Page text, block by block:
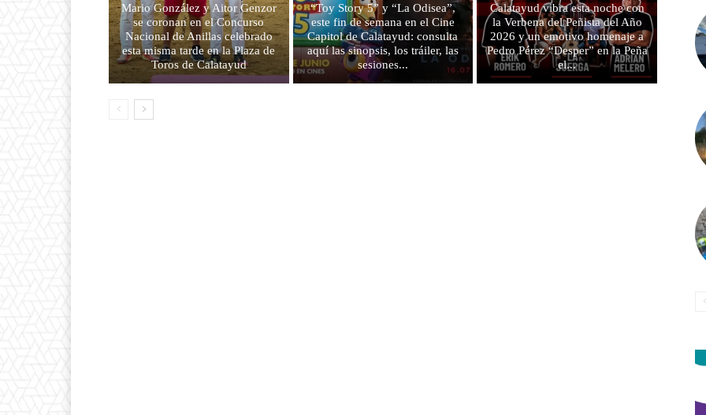
Mario González y Aitor Genzor
se coronan en el Concurso
Nacional de Anillas celebrado
esta misma tarde en la Plaza de
Toros de Calatayud
“Toy Story 5” y “La Odisea”,
este fin de semana en el Cine
Capitol de Calatayud: consulta
aquí las sinopsis, los tráiler, las
sesiones...
Calatayud vibra esta noche con
la Verbena del Peñista del Año
2026 y un emotivo homenaje a
Pedro Pérez “Desper” en la Peña
el...